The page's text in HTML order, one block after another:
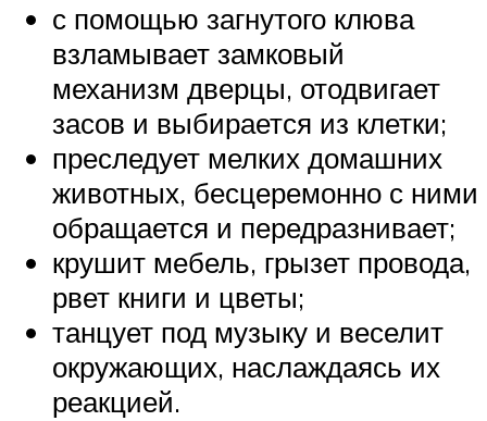
с помощью загнутого клюва
взламывает замковый
механизм дверцы, отодвигает
засов и выбирается из клетки;
преследует мелких домашних
животных, бесцеремонно с ними
обращается и передразнивает;
крушит мебель, грызет провода,
рвет книги и цветы;
танцует под музыку и веселит
окружающих, наслаждаясь их
реакцией.